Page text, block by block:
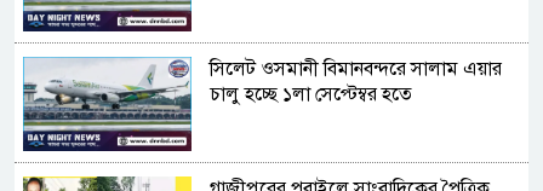
সিলেট ওসমানী বিমানবন্দরে সালাম এয়ার
চালু হচ্ছে ১লা সেপ্টেম্বর হতে